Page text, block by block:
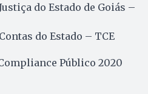
do Estado de Goiás –
do Estado – TCE
Público 2020